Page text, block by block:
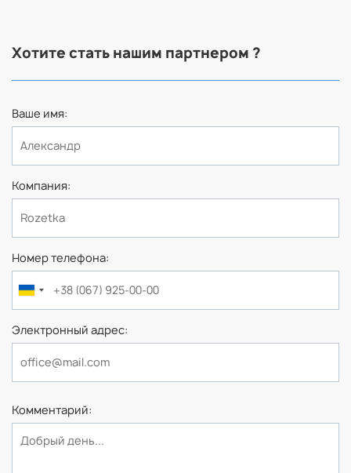
Хотите стать нашим партнером ?
Ваше имя
Компания
Номер телефона
Электронный адрес
Комментарий